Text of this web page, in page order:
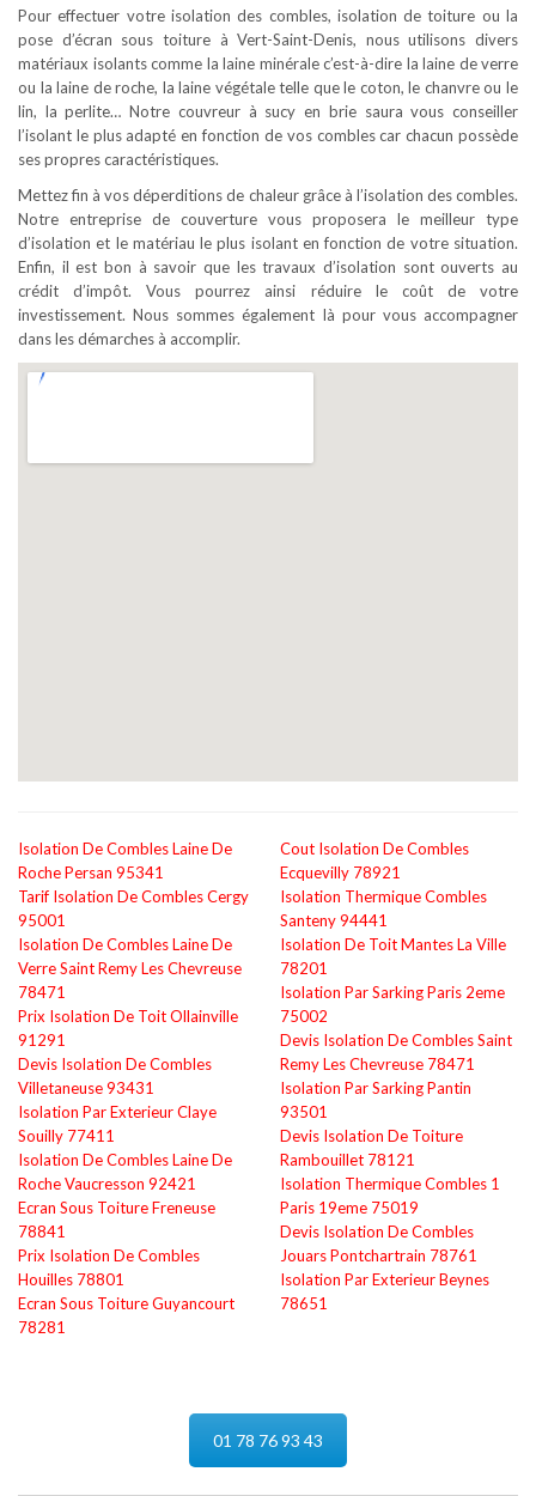
Pour effectuer votre isolation des combles, isolation de toiture ou la
pose d’écran sous toiture à Vert-Saint-Denis, nous utilisons divers
matériaux isolants comme la laine minérale c’est-à-dire la laine de verre
ou la laine de roche, la laine végétale telle que le coton, le chanvre ou le
lin, la perlite… Notre couvreur à sucy en brie saura vous conseiller
l’isolant le plus adapté en fonction de vos combles car chacun possède
ses propres caractéristiques.
Mettez fin à vos déperditions de chaleur grâce à l’isolation des combles.
Notre entreprise de couverture vous proposera le meilleur type
d’isolation et le matériau le plus isolant en fonction de votre situation.
Enfin, il est bon à savoir que les travaux d’isolation sont ouverts au
crédit d’impôt. Vous pourrez ainsi réduire le coût de votre
investissement. Nous sommes également là pour vous accompagner
dans les démarches à accomplir.
Isolation De Combles Laine De
Roche Persan 95341
Tarif Isolation De Combles Cergy
95001
Isolation De Combles Laine De
Verre Saint Remy Les Chevreuse
78471
Prix Isolation De Toit Ollainville
91291
Devis Isolation De Combles
Villetaneuse 93431
Isolation Par Exterieur Claye
Souilly 77411
Isolation De Combles Laine De
Roche Vaucresson 92421
Ecran Sous Toiture Freneuse
78841
Prix Isolation De Combles
Houilles 78801
Ecran Sous Toiture Guyancourt
78281
Cout Isolation De Combles
Ecquevilly 78921
Isolation Thermique Combles
Santeny 94441
Isolation De Toit Mantes La Ville
78201
Isolation Par Sarking Paris 2eme
75002
Devis Isolation De Combles Saint
Remy Les Chevreuse 78471
Isolation Par Sarking Pantin
93501
Devis Isolation De Toiture
Rambouillet 78121
Isolation Thermique Combles 1
Paris 19eme 75019
Devis Isolation De Combles
Jouars Pontchartrain 78761
Isolation Par Exterieur Beynes
78651
01 78 76 93 43